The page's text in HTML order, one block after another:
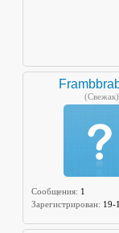
(Свежак)
Сообщения: 1
Зарегистрирован: 19-